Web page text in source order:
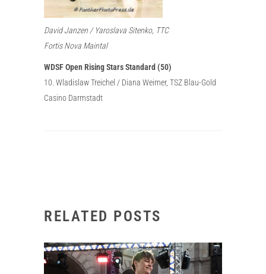
David Janzen / Yaroslava Sitenko, TTC
Fortis Nova Maintal
WDSF Open Rising Stars Standard (50)
10. Wladislaw Treichel / Diana Weimer, TSZ Blau-Gold
Casino Darmstadt
RELATED POSTS